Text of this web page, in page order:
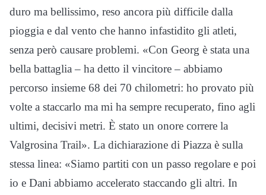
duro ma bellissimo, reso ancora più difficile dalla
pioggia e dal vento che hanno infastidito gli atleti,
senza però causare problemi. «Con Georg è stata una
bella battaglia – ha detto il vincitore – abbiamo
percorso insieme 68 dei 70 chilometri: ho provato più
volte a staccarlo ma mi ha sempre recuperato, fino agli
ultimi, decisivi metri. È stato un onore correre la
Valgrosina Trail». La dichiarazione di Piazza è sulla
stessa linea: «Siamo partiti con un passo regolare e poi
io e Dani abbiamo accelerato staccando gli altri. In